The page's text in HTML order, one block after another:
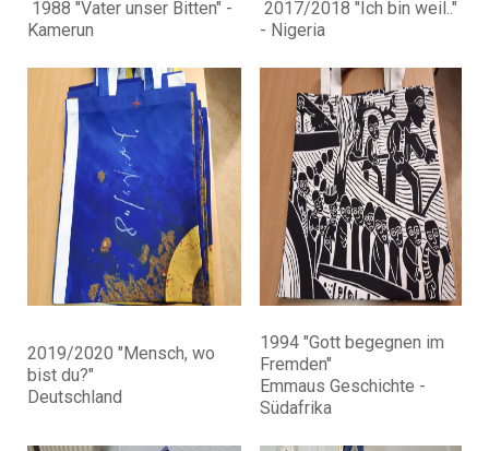
1988 "Vater unser Bitten" -
Kamerun
2017/2018 "Ich bin weil.."
- Nigeria
2019/2020 "Mensch, wo
bist du?"
Deutschland
1994 "Gott begegnen im
Fremden"
Emmaus Geschichte -
Südafrika